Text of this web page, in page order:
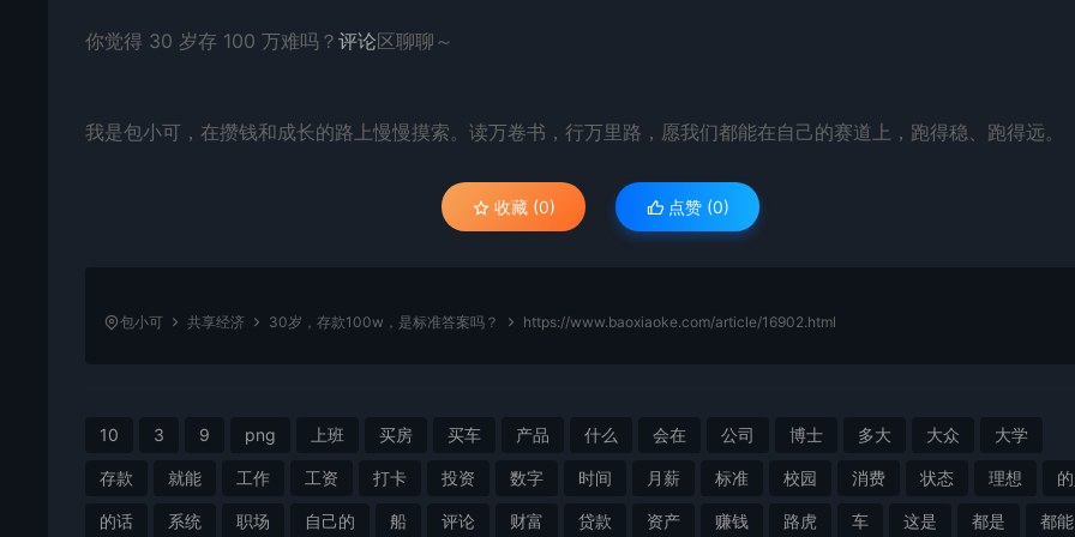
你觉得 30 岁存 100 万难吗？ 评论区聊聊～
我是包小可，在攒钱和成长的路上慢慢摸索。读万卷书，行万里路，愿我们都能在自己的赛道上，跑得稳、跑得远。
收藏 (0) 点赞 (0)
包小可 共享经济 30岁，存款100w，是标准答案吗？ https://www.baoxiaoke.com/article/16902.html
10 3 9 png 上班 买房 买车 产品 什么 会在 公司 博士 多大 大众 大学
存款 就能 工作 工资 打卡 投资 数字 时间 月薪 标准 校园 消费 状态 理想
的话 系统 职场 自己的 船 评论 财富 贷款 资产 赚钱 路虎 车 这是 都是 都能